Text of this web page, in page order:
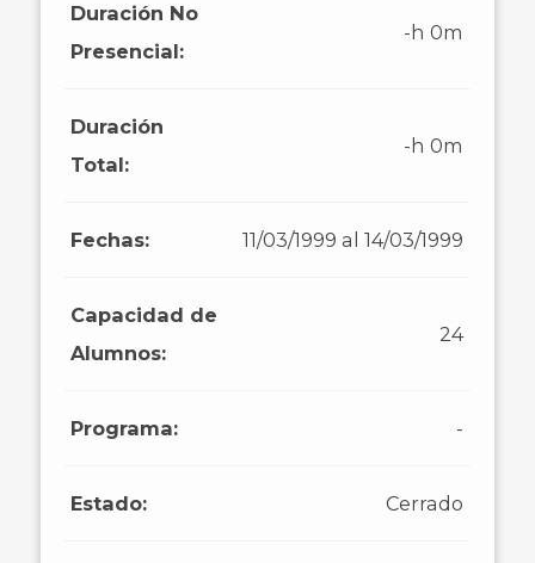
Duración No
Presencial:
-h 0m
Duración
Total:
-h 0m
Fechas: 11/03/1999 al 14/03/1999
Capacidad de
Alumnos:
24
Programa: -
Estado: Cerrado